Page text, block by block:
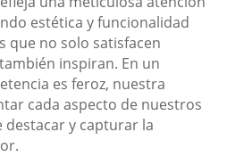
estética y funcionalidad
que no solo satisfacen
inspiran. En un
es feroz, nuestra
cada aspecto de nuestros
y capturar la